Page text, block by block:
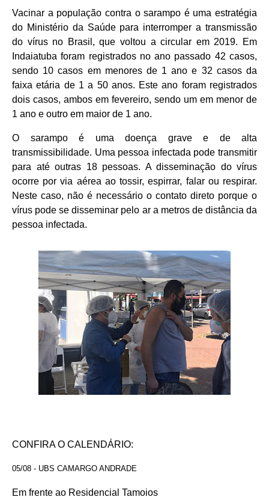
Vacinar a população contra o sarampo é uma estratégia
do Ministério da Saúde para interromper a transmissão
do vírus no Brasil, que voltou a circular em 2019. Em
Indaiatuba foram registrados no ano passado 42 casos,
sendo 10 casos em menores de 1 ano e 32 casos da
faixa etária de 1 a 50 anos. Este ano foram registrados
dois casos, ambos em fevereiro, sendo um em menor de
1 ano e outro em maior de 1 ano.
O sarampo é uma doença grave e de alta
transmissibilidade. Uma pessoa infectada pode transmitir
para até outras 18 pessoas. A disseminação do vírus
ocorre por via aérea ao tossir, espirrar, falar ou respirar.
Neste caso, não é necessário o contato direto porque o
vírus pode se disseminar pelo ar a metros de distância da
pessoa infectada.
CONFIRA O CALENDÁRIO:
05/08 - UBS CAMARGO ANDRADE
Em frente ao Residencial Tamoios